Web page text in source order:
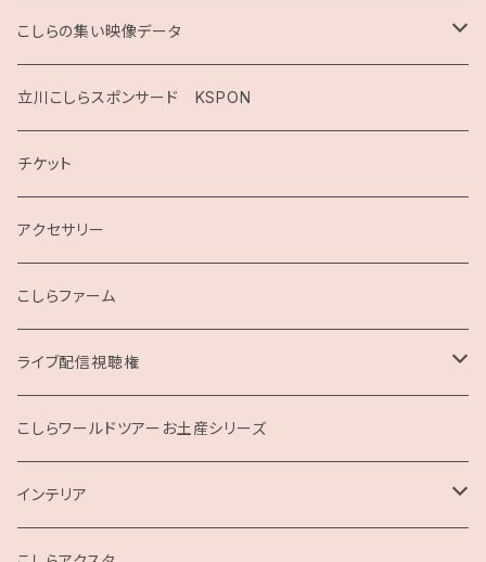
こしらの集い映像データ
2020
2019
こしらガンベッタ
立川こしらスポンサード KSPON
チケット
アクセサリー
こしらファーム
ライブ配信視聴権
こしらの集いweb
こしらワールドツアーお土産シリーズ
インテリア